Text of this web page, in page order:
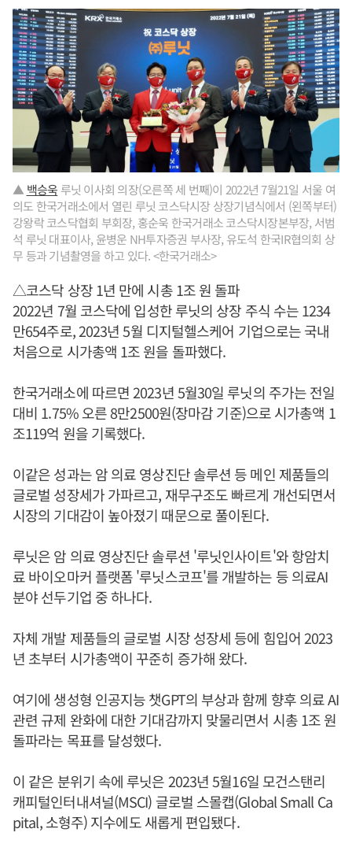
▲ 백승욱 루닛 이사회 의장(오른쪽 세 번째)이 2022년 7월21일 서울 여
의도 한국거래소에서 열린 루닛 코스닥시장 상장기념식에서 (왼쪽부터)
강왕락 코스닥협회 부회장, 홍순욱 한국거래소 코스닥시장본부장, 서범
석 루닛 대표이사, 윤병운 NH투자증권 부사장, 유도석 한국IR협의회 상
무 등과 기념촬영을 하고 있다. <한국거래소>
△코스닥 상장 1년 만에 시총 1조 원 돌파
2022년 7월 코스닥에 입성한 루닛의 상장 주식 수는 1234
만654주로, 2023년 5월 디지털헬스케어 기업으로는 국내
처음으로 시가총액 1조 원을 돌파했다.
한국거래소에 따르면 2023년 5월30일 루닛의 주가는 전일
대비 1.75% 오른 8만2500원(장마감 기준)으로 시가총액 1
조119억 원을 기록했다.
이같은 성과는 암 의료 영상진단 솔루션 등 메인 제품들의
글로벌 성장세가 가파르고, 재무구조도 빠르게 개선되면서
시장의 기대감이 높아졌기 때문으로 풀이된다.
루닛은 암 의료 영상진단 솔루션 '루닛인사이트'와 항암치
료 바이오마커 플랫폼 '루닛스코프'를 개발하는 등 의료AI
분야 선두기업 중 하나다.
자체 개발 제품들의 글로벌 시장 성장세 등에 힘입어 2023
년 초부터 시가총액이 꾸준히 증가해 왔다.
여기에 생성형 인공지능 챗GPT의 부상과 함께 향후 의료 AI
관련 규제 완화에 대한 기대감까지 맞물리면서 시총 1조 원
돌파라는 목표를 달성했다.
이 같은 분위기 속에 루닛은 2023년 5월16일 모건스탠리
캐피털인터내셔널(MSCI) 글로벌 스몰캡(Global Small Ca
pital, 소형주) 지수에도 새롭게 편입됐다.